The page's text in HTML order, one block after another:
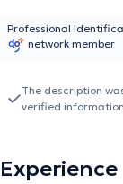
championship level
profound passion
exercise, as well
(EIM), and the
Professional
network member
The description
verified
Experience